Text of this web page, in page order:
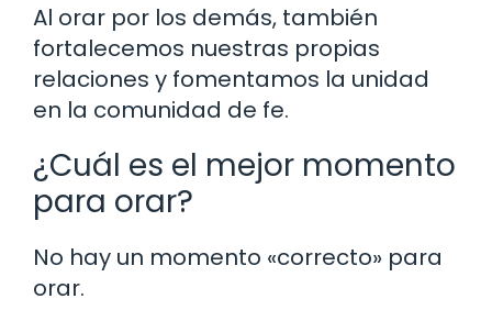
Al orar por los demás, también
fortalecemos nuestras propias
relaciones y fomentamos la unidad
en la comunidad de fe.
¿Cuál es el mejor momento
para orar?
No hay un momento «correcto» para
orar.